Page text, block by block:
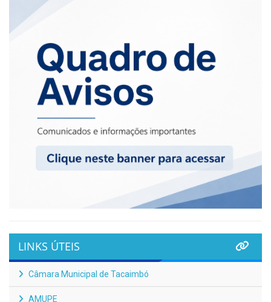
LINKS ÚTEIS
Câmara Municipal de Tacaimbó
AMUPE